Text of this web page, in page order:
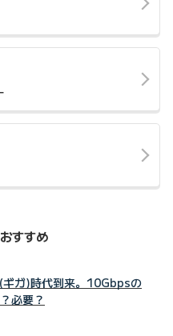
すすめ
ガ)時代到来。10Gbpsの
必要？